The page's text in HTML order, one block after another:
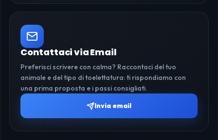
Contattaci via Email
Preferisci scrivere con calma? Raccontaci del tuo
animale e del tipo di toelettatura: ti rispondiamo con
una prima proposta e i passi consigliati.
Invia email